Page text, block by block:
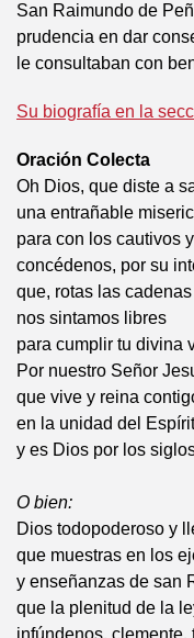
San Raimundo de
prudencia en dar
le consultaban con
Su biografía en la
Oración Colecta
Oh Dios, que diste a
una entrañable
para con los cautivos
concédenos, por su
que, rotas las
nos sintamos libres
para cumplir tu divina
Por nuestro Señor
que vive y reina
en la unidad del
y es Dios por los
O bien:
Dios todopoderoso y
que muestras en los
y enseñanzas de san
que la plenitud de la
infúndenos, clemente,